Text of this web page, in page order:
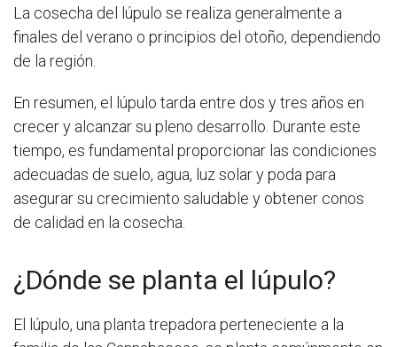
La cosecha del lúpulo se realiza generalmente a
finales del verano o principios del otoño, dependiendo
de la región.
En resumen, el lúpulo tarda entre dos y tres años en
crecer y alcanzar su pleno desarrollo. Durante este
tiempo, es fundamental proporcionar las condiciones
adecuadas de suelo, agua, luz solar y poda para
asegurar su crecimiento saludable y obtener conos
de calidad en la cosecha.
¿Dónde se planta el lúpulo?
El lúpulo, una planta trepadora perteneciente a la